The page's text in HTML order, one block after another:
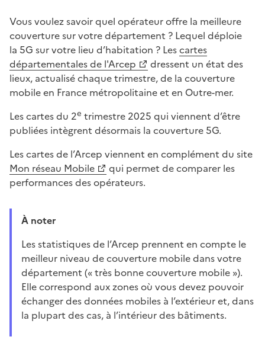
Vous voulez savoir quel opérateur offre la meilleure
couverture sur votre département ? Lequel déploie
la 5G sur votre lieu d’habitation ? Lescartes
départementales de l'Arcep
dressent un état des
lieux, actualisé chaque trimestre, de la couverture
mobile en France métropolitaine et en Outre-mer.
Les cartes du 2e trimestre 2025 qui viennent d’être
publiées intègrent désormais la couverture 5G.
Les cartes de l’Arcep viennent en complément du site
Mon réseau Mobile
qui permet de comparer les
performances des opérateurs.
À noter
Les statistiques de l’Arcep prennent en compte le
meilleur niveau de couverture mobile dans votre
département (« très bonne couverture mobile »).
Elle correspond aux zones où vous devez pouvoir
échanger des données mobiles à l’extérieur et, dans
la plupart des cas, à l’intérieur des bâtiments.